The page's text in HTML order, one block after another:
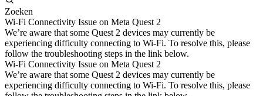
Zoeken
Wi-Fi Connectivity Issue on Meta Quest 2
We’re aware that some Quest 2 devices may currently be
experiencing difficulty connecting to Wi-Fi. To resolve this, please
follow the troubleshooting steps in the link below.
Wi-Fi Connectivity Issue on Meta Quest 2
We’re aware that some Quest 2 devices may currently be
experiencing difficulty connecting to Wi-Fi. To resolve this, please